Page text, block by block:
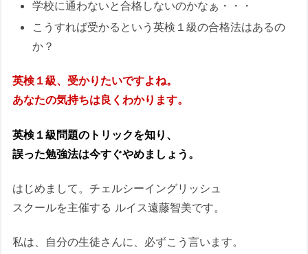
学校に通わないと合格しないのかなぁ・・・
こうすれば受かるという英検１級の合格法はあるの
か？
英検１級、受かりたいですよね。
あなたの気持ちは良くわかります。
英検１級問題のトリックを知り、
誤った勉強法は今すぐやめましょう。
はじめまして。チェルシーイングリッシュ
スクールを主催する ルイス遠藤智美です。
私は、自分の生徒さんに、必ずこう言います。